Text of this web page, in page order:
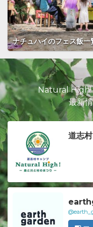
ナチュハイのフェス飯一
Natural High!
最新
道志